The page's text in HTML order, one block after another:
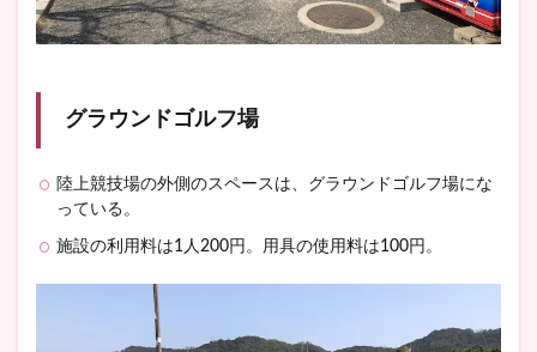
グラウンドゴルフ場
陸上競技場の外側のスペースは、グラウンドゴルフ場にな
っている。
施設の利用料は1人200円。用具の使用料は100円。